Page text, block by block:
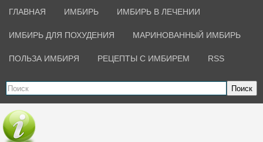
ГЛАВНАЯ ИМБИРЬ ИМБИРЬ В ЛЕЧЕНИИ
ИМБИРЬ ДЛЯ ПОХУДЕНИЯ МАРИНОВАННЫЙ ИМБИРЬ
ПОЛЬЗА ИМБИРЯ РЕЦЕПТЫ С ИМБИРЕМ RSS
Поиск